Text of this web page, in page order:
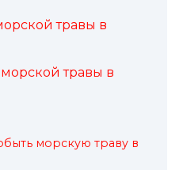
травы в
травы в
морскую траву в